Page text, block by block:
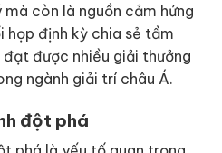
còn là nguồn cảm hứng
họp định kỳ chia sẻ tầm
được nhiều giải thưởng
ngành giải trí châu Á.
đột phá